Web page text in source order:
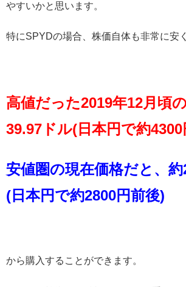
やすいかと思います。
特にSPYDの場合、株価自体も非常に安く
高値だった2019年12月頃
39.97ドル(日本円で約4300
安値圏の現在価格だと、
(日本円で約2800円前後)
から購入することができます。